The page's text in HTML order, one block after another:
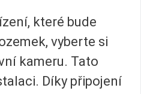
které bude
vyberte si
kameru. Tato
Díky připojení